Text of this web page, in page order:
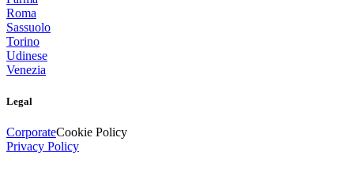
Roma
Sassuolo
Torino
Udinese
Venezia
Legal
CorporateCookie Policy
Privacy Policy